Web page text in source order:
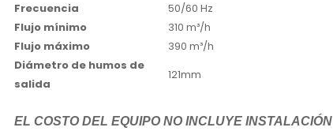
Frecuencia
50/60 Hz
Flujo mínimo
310 m³/h
Flujo máximo
390 m³/h
Diámetro de humos de
salida
121mm
EL COSTO DEL EQUIPO NO INCLUYE INSTALACIÓN